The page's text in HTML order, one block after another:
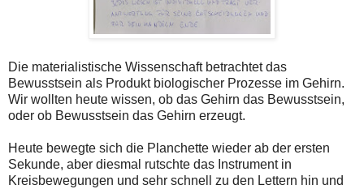
Die materialistische Wissenschaft betrachtet das
Bewusstsein als Produkt biologischer Prozesse im Gehirn.
Wir wollten heute wissen, ob das Gehirn das Bewusstsein,
oder ob Bewusstsein das Gehirn erzeugt.
Heute bewegte sich die Planchette wieder ab der ersten
Sekunde, aber diesmal rutschte das Instrument in
Kreisbewegungen und sehr schnell zu den Lettern hin und